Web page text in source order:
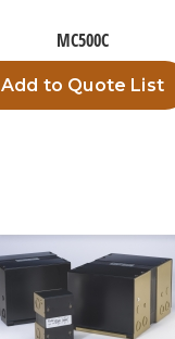
MC500C
Add to Quote List